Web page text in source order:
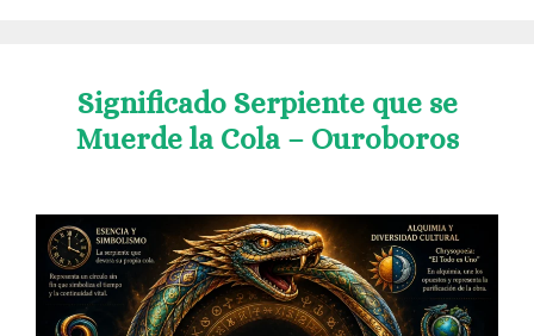
Significado Serpiente que se
Muerde la Cola – Ouroboros